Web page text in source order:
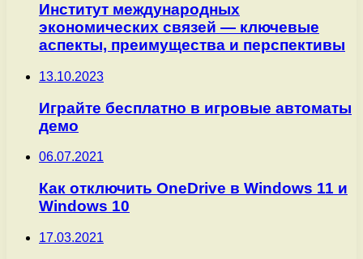
Институт международных
экономических связей — ключевые
аспекты, преимущества и перспективы
13.10.2023
Играйте бесплатно в игровые автоматы
демо
06.07.2021
Как отключить OneDrive в Windows 11 и
Windows 10
17.03.2021